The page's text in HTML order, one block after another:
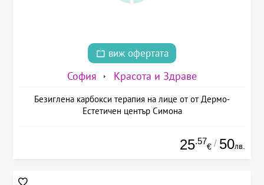
виж офертата
София Красота и Здраве
Безиглена карбокси терапия на лице от от Дермо-
Естетичен център Симона
25.57
€ / 50лв.